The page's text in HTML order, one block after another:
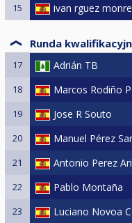
15 ivan rguez
Runda
17 Adrián TB
18 Marcos Rodiño
19 Jose R Souto
20 Manuel Pérez
21 Antonio Perez
22 Pablo Montaña
23 Luciano Novoa